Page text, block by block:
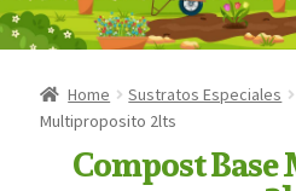
Home Sustratos Especiales
Multiproposito 2lts
Compost